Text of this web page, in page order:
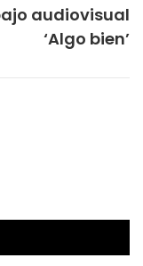
audiovisual
‘Algo bien’